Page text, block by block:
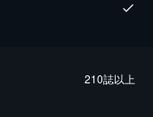
210誌以上